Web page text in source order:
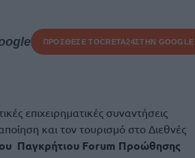
ΠΡΟΣΘΕΣΕ ΤΟCRETA24ΣΤΗΝ GOOGLE
επιχειρηματικές συναντήσεις
και τον τουρισμό στο Διεθνές
Παγκρήτιου Forum Προώθησης